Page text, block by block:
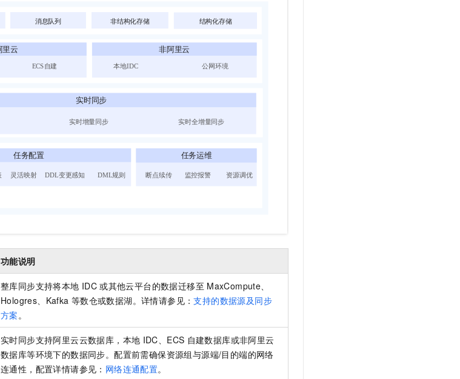
功能说明
整库同步支持将本地 IDC 或其他云平台的数据迁移至 MaxCompute、
Hologres、Kafka 等数仓或数据湖。详情请参见：支持的数据源及同步
方案。
实时同步支持阿里云云数据库，本地 IDC、ECS 自建数据库或非阿里云
数据库等环境下的数据同步。配置前需确保资源组与源端/目的端的网络
连通性，配置详情请参见： 网络连通配置。
多种方案随心选，轻松解锁专属 DeepSeek